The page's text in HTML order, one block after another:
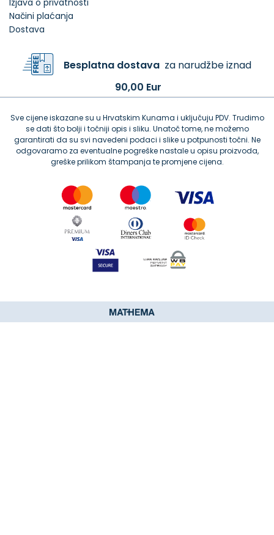
Načini plaćanja
Dostava
Besplatna dostavaza narudžbe iznad
90,00 Eur
Sve cijene iskazane su u Hrvatskim Kunama i uključuju PDV. Trudimo
se dati što bolji i točniji opis i sliku. Unatoč tome, ne možemo
garantirati da su svi navedeni podaci i slike u potpunosti točni. Ne
odgovaramo za eventualne pogreške nastale u opisu proizvoda,
greške prilikom štampanja te promjene cijena.